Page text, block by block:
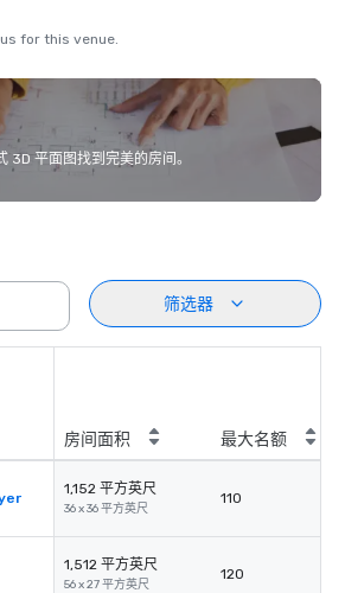
for this venue.
3D 平面图找到完美的房间。
筛选器
房间面积 最大名额
1,152 平方英尺
36 x 36 平方英尺
110
1,512 平方英尺
56 x 27 平方英尺
120